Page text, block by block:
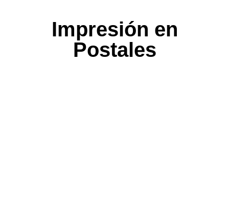
Impresión en
Postales